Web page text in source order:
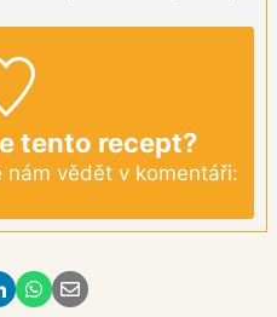
tento recept?
nám vědět v komentáři: